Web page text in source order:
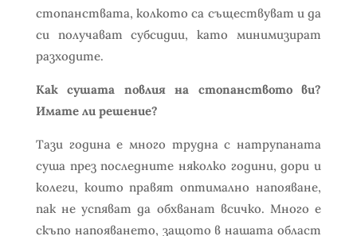
стопанствата, колкото са съществуват и да
си получават субсидии, като минимизират
разходите.
Как сушата повлия на стопанството ви?
Имате ли решение?
Тази година е много трудна с натрупаната
суша през последните няколко години, дори и
колеги, които правят оптимално напояване,
пак не успяват да обхванат всичко. Много е
скъпо напояването, защото в нашата област